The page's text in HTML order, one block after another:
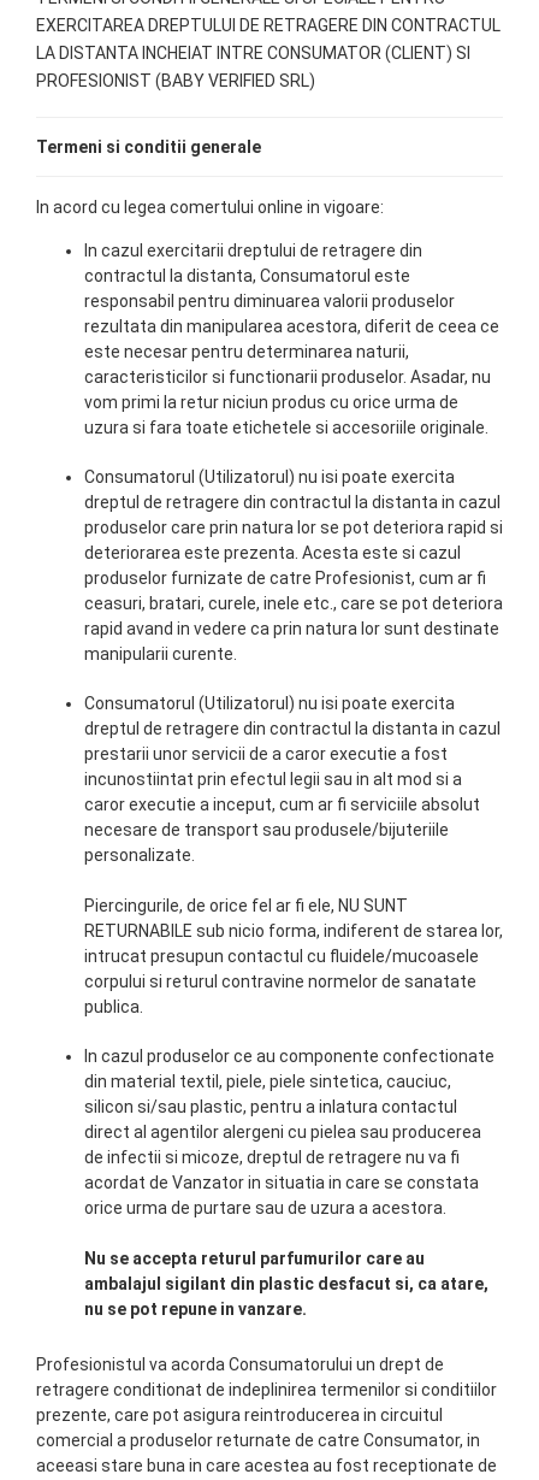
Bijuterii pentru barbati
Inele
Bratari
Verighete
EXERCITAREA DREPTULUI DE RETRAGERE DIN CONTRACTUL
LA DISTANTA INCHEIAT INTRE CONSUMATOR (CLIENT) SI
PROFESIONIST (BABY VERIFIED SRL)
Termeni si conditii generale
In acord cu legea comertului online in vigoare:
In cazul exercitarii dreptului de retragere din
contractul la distanta, Consumatorul este
responsabil pentru diminuarea valorii produselor
rezultata din manipularea acestora, diferit de ceea ce
este necesar pentru determinarea naturii,
caracteristicilor si functionarii produselor. Asadar, nu
vom primi la retur niciun produs cu orice urma de
uzura si fara toate etichetele si accesoriile originale.
Consumatorul (Utilizatorul) nu isi poate exercita
dreptul de retragere din contractul la distanta in cazul
produselor care prin natura lor se pot deteriora rapid si
deteriorarea este prezenta. Acesta este si cazul
produselor furnizate de catre Profesionist, cum ar fi
ceasuri, bratari, curele, inele etc., care se pot deteriora
rapid avand in vedere ca prin natura lor sunt destinate
manipularii curente.
Consumatorul (Utilizatorul) nu isi poate exercita
dreptul de retragere din contractul la distanta in cazul
prestarii unor servicii de a caror executie a fost
incunostiintat prin efectul legii sau in alt mod si a
caror executie a inceput, cum ar fi serviciile absolut
necesare de transport sau produsele/bijuteriile
personalizate.
Piercingurile, de orice fel ar fi ele, NU SUNT
RETURNABILE sub nicio forma, indiferent de starea lor,
intrucat presupun contactul cu fluidele/mucoasele
corpului si returul contravine normelor de sanatate
publica.
In cazul produselor ce au componente confectionate
din material textil, piele, piele sintetica, cauciuc,
silicon si/sau plastic, pentru a inlatura contactul
direct al agentilor alergeni cu pielea sau producerea
de infectii si micoze, dreptul de retragere nu va fi
acordat de Vanzator in situatia in care se constata
orice urma de purtare sau de uzura a acestora.
Nu se accepta returul parfumurilor care au
ambalajul sigilant din plastic desfacut si, ca atare,
nu se pot repune in vanzare.
Profesionistul va acorda Consumatorului un drept de
retragere conditionat de indeplinirea termenilor si conditiilor
prezente, care pot asigura reintroducerea in circuitul
comercial a produselor returnate de catre Consumator, in
aceeasi stare buna in care acestea au fost receptionate de